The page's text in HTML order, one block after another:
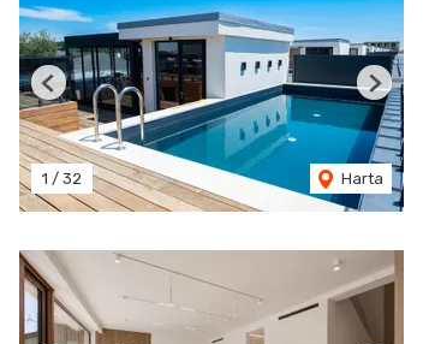
1 / 32 Harta
Previous Next